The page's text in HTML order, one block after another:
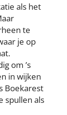
als het
te
je op
om ’s
in wijken
Boekarest
spullen als